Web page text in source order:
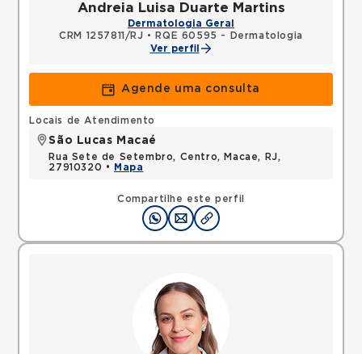
Andreia Luisa Duarte Martins
Dermatologia Geral
CRM 1257811/RJ •
RQE 60595 - Dermatologia
Ver perfil
Agende uma consulta
Compartilhe este perfil
Locais de Atendimento
São Lucas Macaé
Rua Sete de Setembro, Centro, Macae, RJ,
27910320 •
Mapa